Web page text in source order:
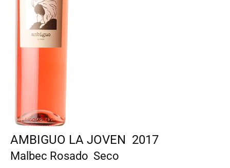
AMBIGUO LA JOVEN 2017
Malbec Rosado Seco